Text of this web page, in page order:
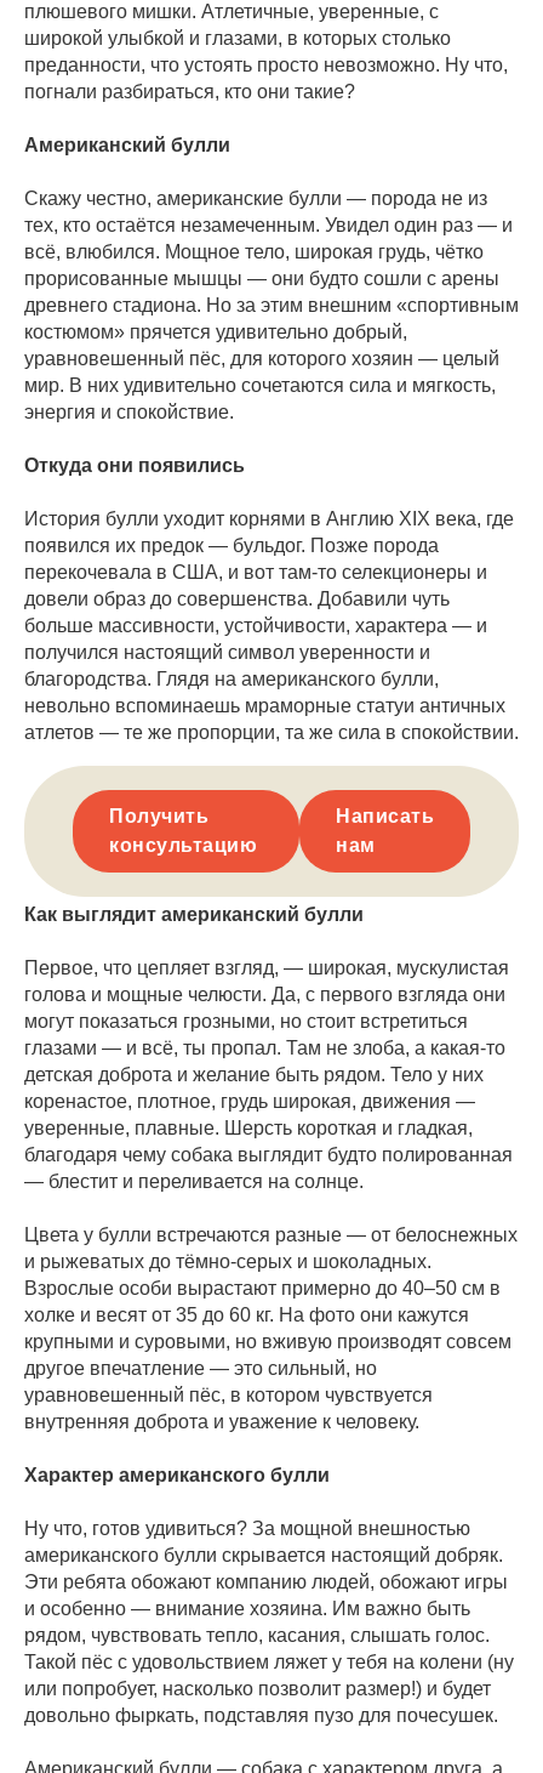
плюшевого мишки. Атлетичные, уверенные, с
широкой улыбкой и глазами, в которых столько
преданности, что устоять просто невозможно. Ну что,
погнали разбираться, кто они такие?
Американский булли
Скажу честно, американские булли — порода не из
тех, кто остаётся незамеченным. Увидел один раз — и
всё, влюбился. Мощное тело, широкая грудь, чётко
прорисованные мышцы — они будто сошли с арены
древнего стадиона. Но за этим внешним «спортивным
костюмом» прячется удивительно добрый,
уравновешенный пёс, для которого хозяин — целый
мир. В них удивительно сочетаются сила и мягкость,
энергия и спокойствие.
Откуда они появились
История булли уходит корнями в Англию XIX века, где
появился их предок — бульдог. Позже порода
перекочевала в США, и вот там-то селекционеры и
довели образ до совершенства. Добавили чуть
больше массивности, устойчивости, характера — и
получился настоящий символ уверенности и
благородства. Глядя на американского булли,
невольно вспоминаешь мраморные статуи античных
атлетов — те же пропорции, та же сила в спокойствии.
Получить
консультацию
Написать
нам
Как выглядит американский булли
Первое, что цепляет взгляд, — широкая, мускулистая
голова и мощные челюсти. Да, с первого взгляда они
могут показаться грозными, но стоит встретиться
глазами — и всё, ты пропал. Там не злоба, а какая-то
детская доброта и желание быть рядом. Тело у них
коренастое, плотное, грудь широкая, движения —
уверенные, плавные. Шерсть короткая и гладкая,
благодаря чему собака выглядит будто полированная
— блестит и переливается на солнце.
Цвета у булли встречаются разные — от белоснежных
и рыжеватых до тёмно-серых и шоколадных.
Взрослые особи вырастают примерно до 40–50 см в
холке и весят от 35 до 60 кг. На фото они кажутся
крупными и суровыми, но вживую производят совсем
другое впечатление — это сильный, но
уравновешенный пёс, в котором чувствуется
внутренняя доброта и уважение к человеку.
Характер американского булли
Ну что, готов удивиться? За мощной внешностью
американского булли скрывается настоящий добряк.
Эти ребята обожают компанию людей, обожают игры
и особенно — внимание хозяина. Им важно быть
рядом, чувствовать тепло, касания, слышать голос.
Такой пёс с удовольствием ляжет у тебя на колени (ну
или попробует, насколько позволит размер!) и будет
довольно фыркать, подставляя пузо для почесушек.